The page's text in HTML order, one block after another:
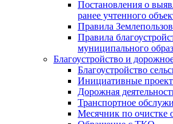
Постановления о
ранее учтенного
Правила
Правила
муниципального
Благоустройство и
Благоустройство
Инициативные
Дорожная
Транспортное
Месячник по очистке